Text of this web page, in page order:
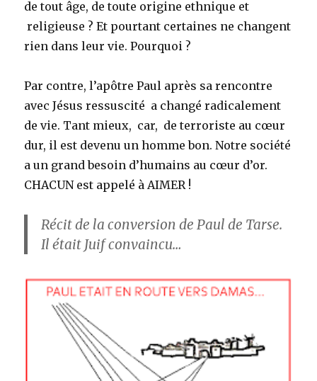
de tout âge, de toute origine ethnique et
religieuse ? Et pourtant certaines ne changent
rien dans leur vie. Pourquoi ?
Par contre, l’apôtre Paul après sa rencontre
avec Jésus ressuscité a changé radicalement
de vie. Tant mieux, car, de terroriste au cœur
dur, il est devenu un homme bon. Notre société
a un grand besoin d’humains au cœur d’or.
CHACUN est appelé à AIMER !
Récit de la conversion de Paul de Tarse.
Il était Juif convaincu…